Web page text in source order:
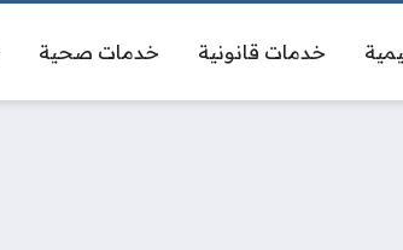
خدمات قانونية خدمات صحية